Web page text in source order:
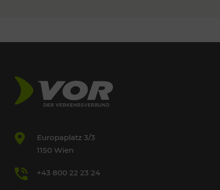
Europaplatz 3/3
1150 Wien
+43 800 22 23 24